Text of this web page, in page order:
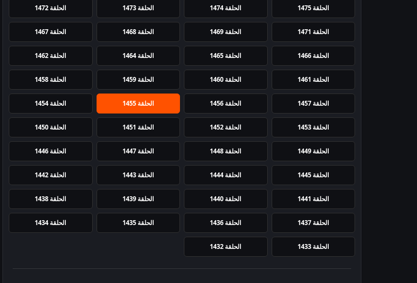
الحلقة 1475 الحلقة 1474 الحلقة 1473 الحلقة 1472
الحلقة 1471 الحلقة 1469 الحلقة 1468 الحلقة 1467
الحلقة 1466 الحلقة 1465 الحلقة 1464 الحلقة 1462
الحلقة 1461 الحلقة 1460 الحلقة 1459 الحلقة 1458
الحلقة 1457 الحلقة 1456 الحلقة 1455 الحلقة 1454
الحلقة 1453 الحلقة 1452 الحلقة 1451 الحلقة 1450
الحلقة 1449 الحلقة 1448 الحلقة 1447 الحلقة 1446
الحلقة 1445 الحلقة 1444 الحلقة 1443 الحلقة 1442
الحلقة 1441 الحلقة 1440 الحلقة 1439 الحلقة 1438
الحلقة 1437 الحلقة 1436 الحلقة 1435 الحلقة 1434
الحلقة 1433 الحلقة 1432